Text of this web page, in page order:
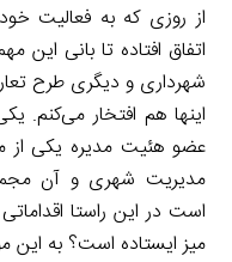
از روزی که به فعالیت
اتفاق افتاده تا بانی این
شهرداری و دیگری طرح
اینها هم افتخار می‌کنم.
عضو هئیت مدیره یکی از
مدیریت شهری و آن
است در این راستا
میز ایستاده است؟ به